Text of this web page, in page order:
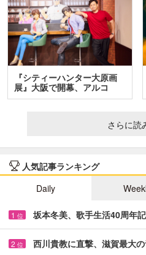
『シティーハンター大原画
展』大阪で開幕、アルコ
＆…
さらに読
人気記事ランキング
Daily
1 位 坂本冬美、歌手生活40周年
2 位 西川貴教に直撃、滋賀最大